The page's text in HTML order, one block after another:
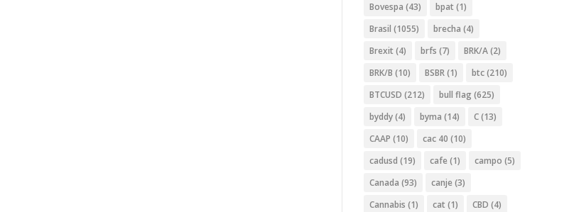
Bovespa (43) bpat (1)
Brasil (1055) brecha (4)
Brexit (4) brfs (7) BRK/A(2)
BRK/B (10) BSBR(1) btc(210)
BTCUSD (212) bull flag (625)
byddy(4) byma (14) C(13)
CAAP (10) cac 40 (10)
cadusd (19) cafe (1) campo (5)
Canada (93) canje (3)
Cannabis (1) cat (1) CBD (4)